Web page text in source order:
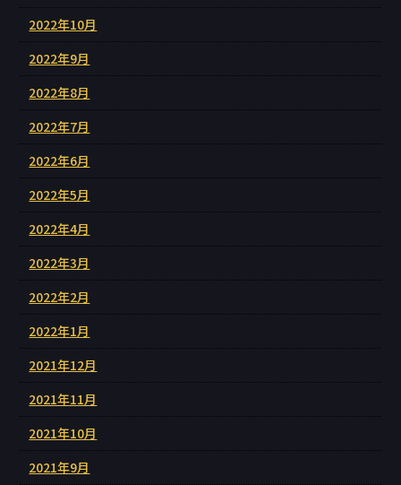
2022年10月
2022年9月
2022年8月
2022年7月
2022年6月
2022年5月
2022年4月
2022年3月
2022年2月
2022年1月
2021年12月
2021年11月
2021年10月
2021年9月